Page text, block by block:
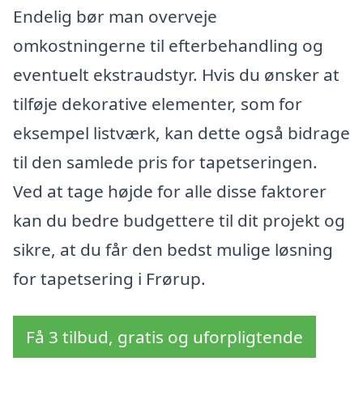
Endelig bør man overveje
omkostningerne til efterbehandling og
eventuelt ekstraudstyr. Hvis du ønsker at
tilføje dekorative elementer, som for
eksempel listværk, kan dette også bidrage
til den samlede pris for tapetseringen.
Ved at tage højde for alle disse faktorer
kan du bedre budgettere til dit projekt og
sikre, at du får den bedst mulige løsning
for tapetsering i Frørup.
Få 3 tilbud, gratis og uforpligtende